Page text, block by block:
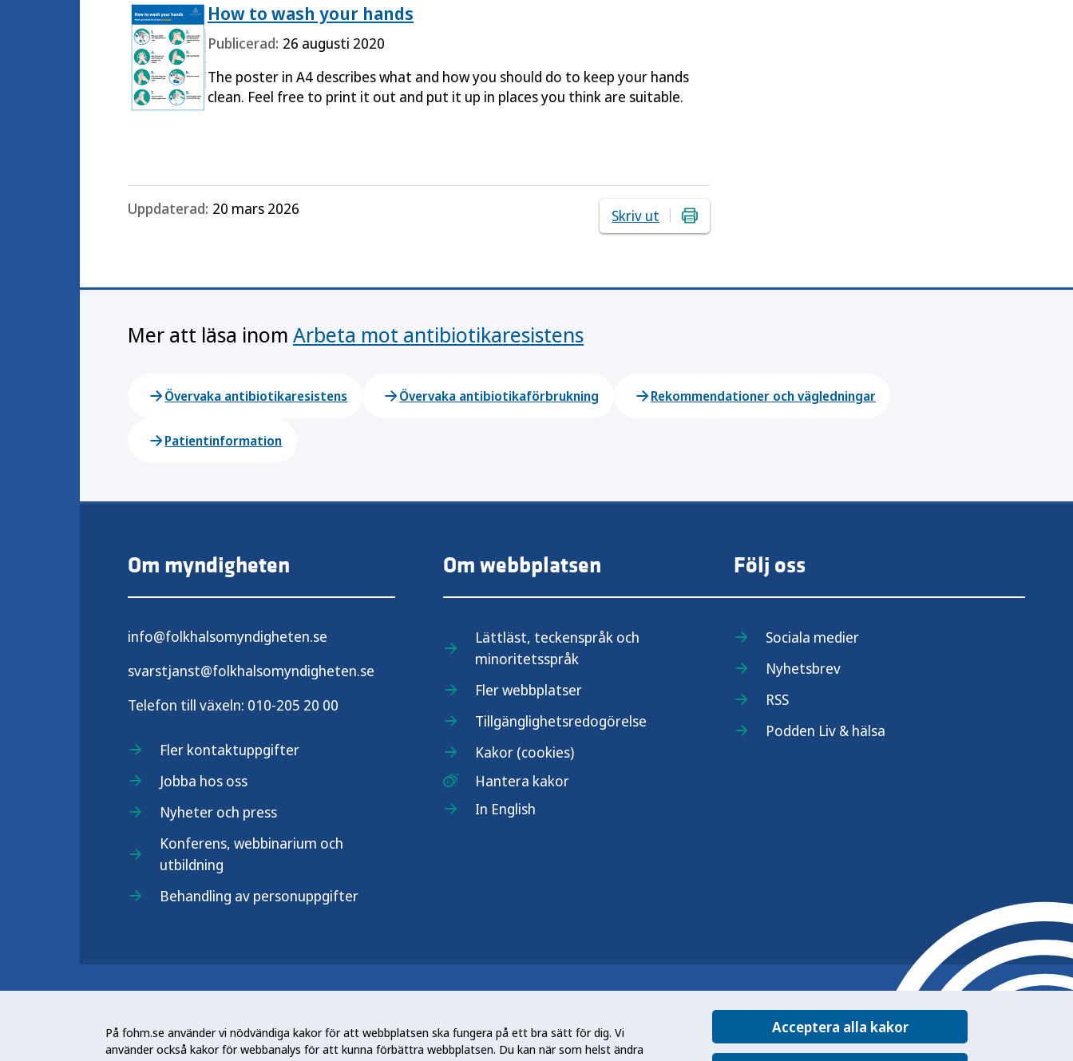
På fohm.se använder vi nödvändiga kakor för att webbplatsen ska fungera på ett bra sätt för dig. Vi
använder också kakor för webbanalys för att kunna förbättra webbplatsen. Du kan när som helst ändra
Acceptera alla kakor
How to wash your hands
Publicerad: 26 augusti 2020
The poster in A4 describes what and how you should do to keep your hands
clean. Feel free to print it out and put it up in places you think are suitable.
Uppdaterad: 20 mars 2026 Skriv ut
Mer att läsa inomArbeta mot antibiotikaresistens
Övervaka antibiotikaresistens Övervaka antibiotikaförbrukning Rekommendationer och vägledningar
Patientinformation
Om myndigheten
info@folkhalsomyndigheten.se
svarstjanst@folkhalsomyndigheten.se
Telefon till växeln: 010-205 20 00
Fler kontaktuppgifter
Jobba hos oss
Nyheter och press
Konferens, webbinarium och
utbildning
Behandling av personuppgifter
Om webbplatsen
Lättläst, teckenspråk och
minoritetsspråk
Fler webbplatser
Tillgänglighetsredogörelse
Kakor (cookies)
Hantera kakor
In English
Följ oss
Sociala medier
Nyhetsbrev
RSS
Podden Liv & hälsa
arbetar för en bättre folkhälsa. Det gör myndigheten genom att utveckla
och stödja samhällets arbete med att främja hälsa, förebygga ohälsa och